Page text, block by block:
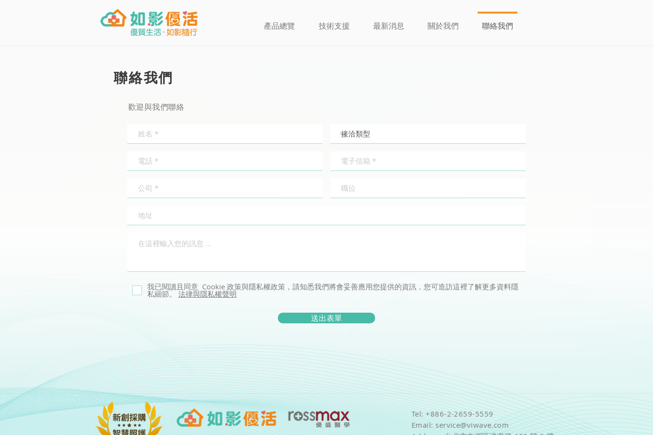
產品總覽 技術支援 最新消息 關於我們 聯絡我們
聯絡我們
歡迎與我們聯絡
我已閱讀且同意 Cookie 政策與隱私權政策，請知悉我們將會妥善應用您提供的資訊，您可造訪這裡了解更多資料隱
私細節。 法律與隱私權聲明
送出表單
Tel: +886-2-2659-5559
Email:service@viwave.com